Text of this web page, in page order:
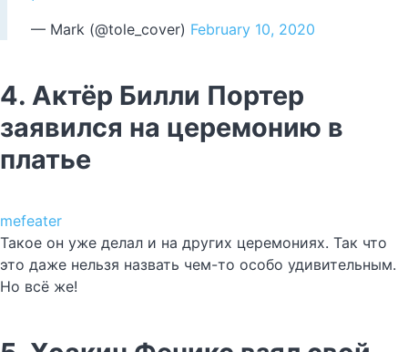
— Mark (@tole_cover) February 10, 2020
4. Актёр Билли Портер
заявился на церемонию в
платье
mefeater
Такое он уже делал и на других церемониях. Так что
это даже нельзя назвать чем-то особо удивительным.
Но всё же!